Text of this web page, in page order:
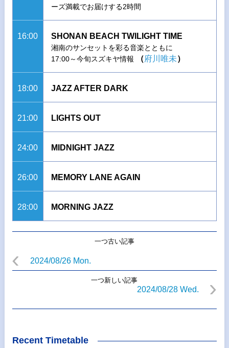
ーズ満載でお届けする2時間
16:00 SHONAN BEACH TWILIGHT TIME
湘南のサンセットを彩る音楽とともに
17:00～今旬スズキヤ情報
（府川唯未）
18:00 JAZZ AFTER DARK
21:00 LIGHTS OUT
24:00 MIDNIGHT JAZZ
26:00 MEMORY LANE AGAIN
28:00 MORNING JAZZ
一つ古い記事
2024/08/26 Mon.
一つ新しい記事
2024/08/28 Wed.
Recent Timetable